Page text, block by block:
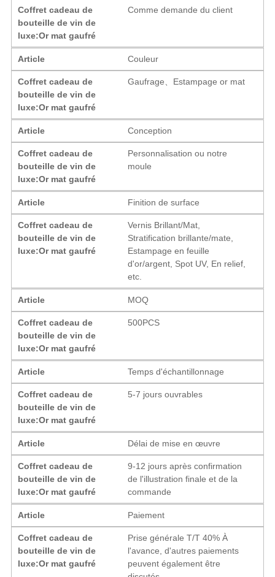
Coffret cadeau de
bouteille de vin de
luxe:Or mat gaufré
Comme demande du client
Article Couleur
Coffret cadeau de
bouteille de vin de
luxe:Or mat gaufré
Gaufrage、Estampage or mat
Article Conception
Coffret cadeau de
bouteille de vin de
luxe:Or mat gaufré
Personnalisation ou notre
moule
Article Finition de surface
Coffret cadeau de
bouteille de vin de
luxe:Or mat gaufré
Vernis Brillant/Mat,
Stratification brillante/mate,
Estampage en feuille
d'or/argent, Spot UV, En relief,
etc.
Article MOQ
Coffret cadeau de
bouteille de vin de
luxe:Or mat gaufré
500PCS
Article Temps d'échantillonnage
Coffret cadeau de
bouteille de vin de
luxe:Or mat gaufré
5-7 jours ouvrables
Article Délai de mise en œuvre
Coffret cadeau de
bouteille de vin de
luxe:Or mat gaufré
9-12 jours après confirmation
de l'illustration finale et de la
commande
Article Paiement
Coffret cadeau de
bouteille de vin de
luxe:Or mat gaufré
Prise générale T/T 40% À
l'avance, d'autres paiements
peuvent également être